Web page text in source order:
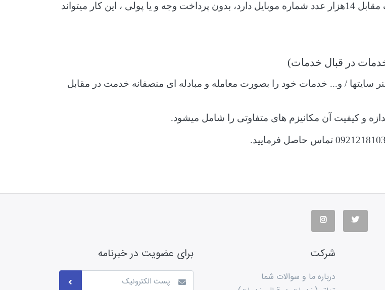
عدد شماره جدید به آن مجموعه دادیم، حالا ما 34هزار و طرف مقابل 14هزار عدد شماره موبایل دارد، بدون پرداخت وجه و یا پولی ، این کار میتواند
در قبال خدمات)
سایتها / و... خدمات خود را بصورت معامله و مبادله ای منصفانه خدمت در مقابل
و کیفیت آن مکانیزم های متفاوتی را شامل میشود.
تماس حاصل فرمایید.
شرکت
درباره ما و سوالات شما
برای عضویت در خبرنامه